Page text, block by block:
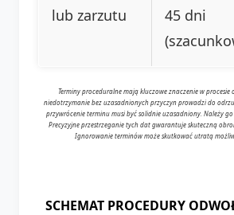
lub zarzutu
45 dni
Terminy proceduralne mają kluczowe znaczenie w procesie
niedotrzymanie bez uzasadnionych przyczyn prowadzi do
przywrócenie terminu musi być solidnie uzasadniony. Należy go
Precyzyjne przestrzeganie tych dat gwarantuje skuteczną
Ignorowanie terminów może skutkować utratą
SCHEMAT PROCEDURY